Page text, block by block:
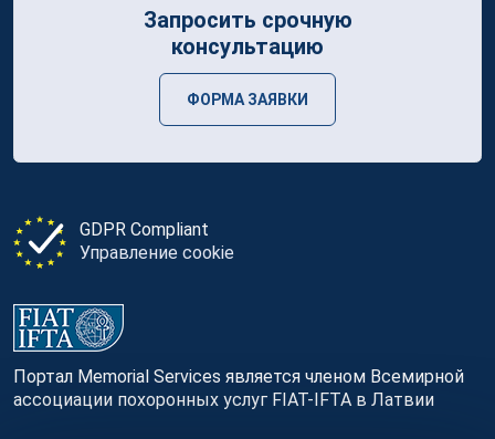
GDPR Compliant
Управление cookie
Портал Memorial Services является членом Всемирной
ассоциации похоронных услуг FIAT-IFTA в Латвии
Запросить срочную
консультацию
ФОРМА ЗАЯВКИ